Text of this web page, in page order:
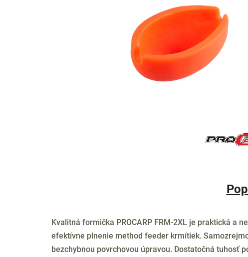
Kvalitná formička PROCARP FRM-2XL je praktická a
efektívne plnenie method feeder krmítiek.
bezchybnou povrchovou úpravou. Dostatočná tuhosť